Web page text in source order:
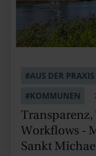
#AUS DER PRAXIS
#KOMMUNEN
Workflows -
Sankt